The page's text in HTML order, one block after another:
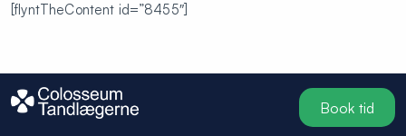
[flyntTheContent id=”8455″]
Book tid